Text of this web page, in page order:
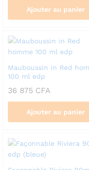
Ajouter au panier
Mauboussin in Red
100 ml edp
36 875 CFA
Ajouter au panier